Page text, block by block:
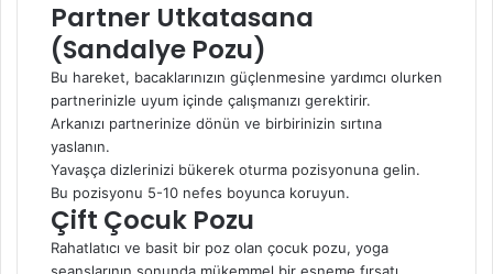
Partner Utkatasana
(Sandalye Pozu)
Bu hareket, bacaklarınızın güçlenmesine yardımcı olurken
partnerinizle uyum içinde çalışmanızı gerektirir.
Arkanızı partnerinize dönün ve birbirinizin sırtına
yaslanın.
Yavaşça dizlerinizi bükerek oturma pozisyonuna gelin.
Bu pozisyonu 5-10 nefes boyunca koruyun.
Çift Çocuk Pozu
Rahatlatıcı ve basit bir poz olan çocuk pozu, yoga